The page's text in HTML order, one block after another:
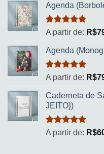
Agenda
Avaliação
5.00
A partir de: R$
Agenda
Avaliação
5.00
A partir de: R$
Caderneta de
JEITO})
Avaliação
5.00
A partir de: R$